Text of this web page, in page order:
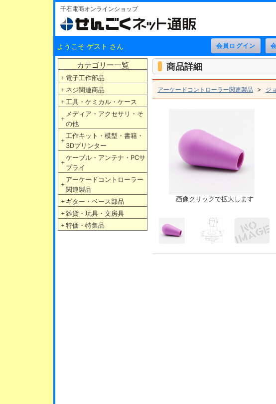
千石電商オンラインショップ
ようこそ ゲスト さん
カテゴリー一覧
＋ 電子工作部品
＋ ネジ関連商品
＋ 工具・ケミカル・ケース
＋
メディア・アクセサリ・そ
の他
＋
工作キット・模型・書籍・
3Dプリンター
＋
ケーブル・アンテナ・PCサ
プライ
＋
アーケードコントローラー
関連製品
＋ ギター・ベース部品
＋ 雑貨・玩具・文房具
＋ 特価・特集品
商品詳細
アーケードコントローラー関連製品 > ジ
画像クリックで拡大します